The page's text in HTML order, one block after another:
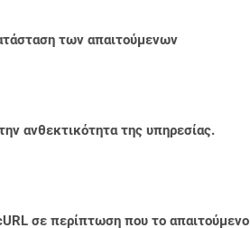
των απαιτούμενων
ανθεκτικότητα της υπηρεσίας.
σε περίπτωση που το απαιτούμενο